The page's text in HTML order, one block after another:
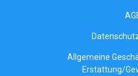
Allgemeine
Erstattung/